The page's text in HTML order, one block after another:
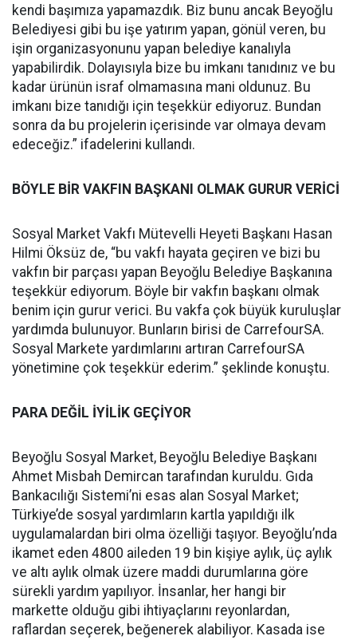
kendi başımıza yapamazdık. Biz bunu ancak Beyoğlu
Belediyesi gibi bu işe yatırım yapan, gönül veren, bu
işin organizasyonunu yapan belediye kanalıyla
yapabilirdik. Dolayısıyla bize bu imkanı tanıdınız ve bu
kadar ürünün israf olmamasına mani oldunuz. Bu
imkanı bize tanıdığı için teşekkür ediyoruz. Bundan
sonra da bu projelerin içerisinde var olmaya devam
edeceğiz.” ifadelerini kullandı.
BÖYLE BİR VAKFIN BAŞKANI OLMAK GURUR VERİCİ
Sosyal Market Vakfı Mütevelli Heyeti Başkanı Hasan
Hilmi Öksüz de, “bu vakfı hayata geçiren ve bizi bu
vakfın bir parçası yapan Beyoğlu Belediye Başkanına
teşekkür ediyorum. Böyle bir vakfın başkanı olmak
benim için gurur verici. Bu vakfa çok büyük kuruluşlar
yardımda bulunuyor. Bunların birisi de CarrefourSA.
Sosyal Markete yardımlarını artıran CarrefourSA
yönetimine çok teşekkür ederim.” şeklinde konuştu.
PARA DEĞİL İYİLİK GEÇİYOR
Beyoğlu Sosyal Market, Beyoğlu Belediye Başkanı
Ahmet Misbah Demircan tarafından kuruldu. Gıda
Bankacılığı Sistemi’ni esas alan Sosyal Market;
Türkiye’de sosyal yardımların kartla yapıldığı ilk
uygulamalardan biri olma özelliği taşıyor. Beyoğlu’nda
ikamet eden 4800 aileden 19 bin kişiye aylık, üç aylık
ve altı aylık olmak üzere maddi durumlarına göre
sürekli yardım yapılıyor. İnsanlar, her hangi bir
markette olduğu gibi ihtiyaçlarını reyonlardan,
raflardan seçerek, beğenerek alabiliyor. Kasada ise